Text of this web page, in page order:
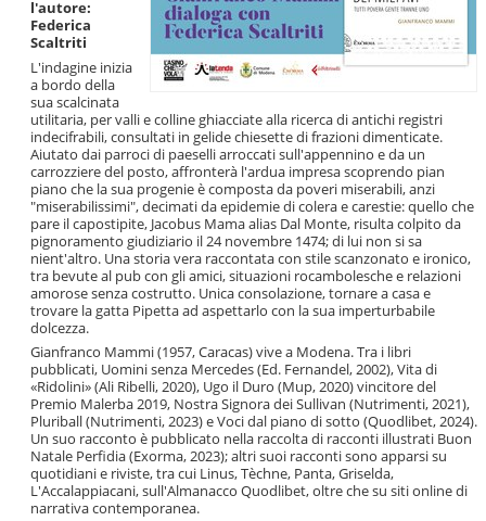
l'autore:
Federica
Scaltriti
L'indagine inizia
a bordo della
sua scalcinata
utilitaria, per valli e colline ghiacciate alla ricerca di antichi registri
indecifrabili, consultati in gelide chiesette di frazioni dimenticate.
Aiutato dai parroci di paeselli arroccati sull'appennino e da un
carrozziere del posto, affronterà l'ardua impresa scoprendo pian
piano che la sua progenie è composta da poveri miserabili, anzi
"miserabilissimi", decimati da epidemie di colera e carestie: quello che
pare il capostipite, Jacobus Mama alias Dal Monte, risulta colpito da
pignoramento giudiziario il 24 novembre 1474; di lui non si sa
nient'altro. Una storia vera raccontata con stile scanzonato e ironico,
tra bevute al pub con gli amici, situazioni rocambolesche e relazioni
amorose senza costrutto. Unica consolazione, tornare a casa e
trovare la gatta Pipetta ad aspettarlo con la sua imperturbabile
dolcezza.
Gianfranco Mammi (1957, Caracas) vive a Modena. Tra i libri
pubblicati, Uomini senza Mercedes (Ed. Fernandel, 2002), Vita di
«Ridolini» (Ali Ribelli, 2020), Ugo il Duro (Mup, 2020) vincitore del
Premio Malerba 2019, Nostra Signora dei Sullivan (Nutrimenti, 2021),
Pluriball (Nutrimenti, 2023) e Voci dal piano di sotto (Quodlibet, 2024).
Un suo racconto è pubblicato nella raccolta di racconti illustrati Buon
Natale Perfidia (Exorma, 2023); altri suoi racconti sono apparsi su
quotidiani e riviste, tra cui Linus, Tèchne, Panta, Griselda,
L'Accalappiacani, sull'Almanacco Quodlibet, oltre che su siti online di
narrativa contemporanea.